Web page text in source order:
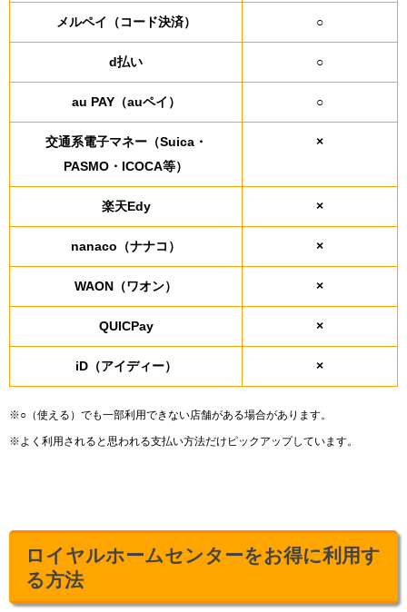
メルペイ（コード決済） ○
d払い ○
au PAY（auペイ） ○
交通系電子マネー（Suica・
PASMO・ICOCA等）
×
楽天Edy ×
nanaco（ナナコ） ×
WAON（ワオン） ×
QUICPay ×
iD（アイディー） ×
※○（使える）でも一部利用できない店舗がある場合があります。
※よく利用されると思われる支払い方法だけピックアップしています。
ロイヤルホームセンターをお得に利用す
る方法